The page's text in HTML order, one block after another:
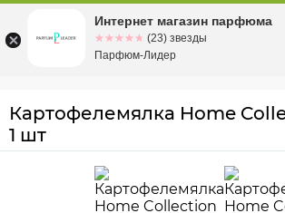
Омскул. Заозерная, 11, к. 1
Картофелемялка Home
1 шт
Интернет магазин парфюма
☆☆☆☆☆
★★★★★ (23) звезды
Парфюм-Лидер